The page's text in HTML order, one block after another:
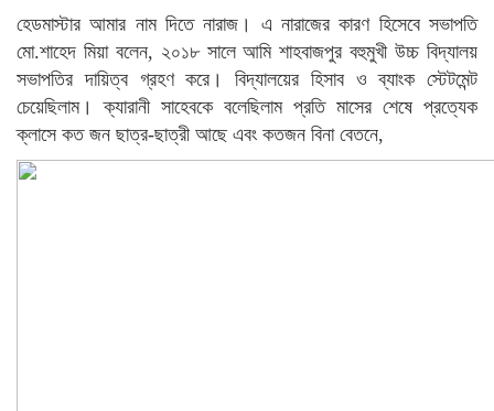
হেডমাস্টার আমার নাম দিতে নারাজ। এ নারাজের কারণ হিসেবে সভাপতি
মো.শাহেদ মিয়া বলেন, ২০১৮ সালে আমি শাহবাজপুর বহুমুখী উচ্চ বিদ্যালয়
সভাপতির দায়িত্ব গ্রহণ করে। বিদ্যালয়ের হিসাব ও ব্যাংক স্টেটমেন্ট
চেয়েছিলাম। ক্যারানী সাহেবকে বলেছিলাম প্রতি মাসের শেষে প্রত্যেক
ক্লাসে কত জন ছাত্র-ছাত্রী আছে এবং কতজন বিনা বেতনে,